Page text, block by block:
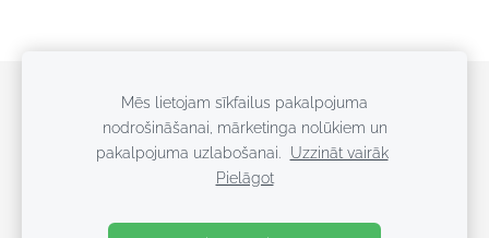
Noteikumi Kontakti Sīkdatnes
Radīts ar mīlestību un ticību Dievā
+371 28225037
latvian.eden@gmail.com
Mēs lietojam sīkfailus pakalpojuma
nodrošināšanai, mārketinga nolūkiem un
pakalpojuma uzlabošanai.
Uzzināt vairāk
Pielāgot